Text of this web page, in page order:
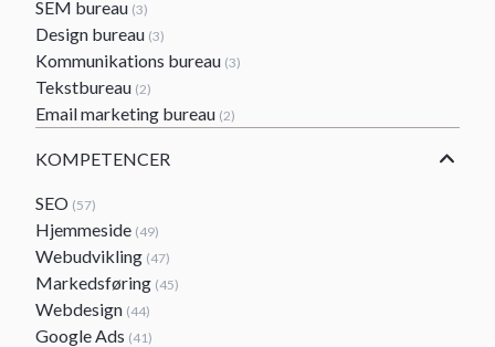
SEM bureau (3)
Design bureau (3)
Kommunikations bureau (3)
Tekstbureau (2)
Email marketing bureau (2)
KOMPETENCER
SEO (57)
Hjemmeside (49)
Webudvikling (47)
Markedsføring (45)
Webdesign (44)
Google Ads (41)